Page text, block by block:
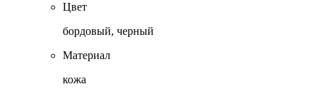
Цвет
бордовый, черный
Материал
кожа